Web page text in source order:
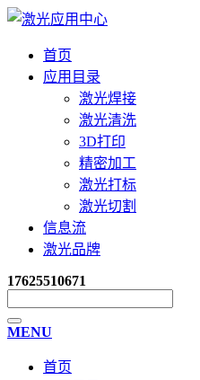
首页
应用目录
激光焊接
激光清洗
3D打印
精密加工
激光打标
激光切割
信息流
激光品牌
17625510671
MENU
首页